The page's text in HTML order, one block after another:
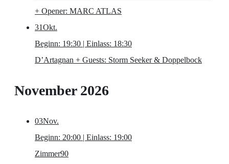
+ Opener: MARC ATLAS
31Okt.
Beginn: 19:30 | Einlass: 18:30
D’Artagnan + Guests: Storm Seeker & Doppelbock
November 2026
03Nov.
Beginn: 20:00 | Einlass: 19:00
Zimmer90